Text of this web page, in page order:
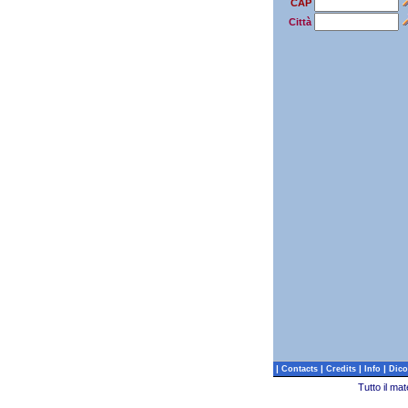
CAP
Città
| Contacts | Credits | Info |
Tutto il